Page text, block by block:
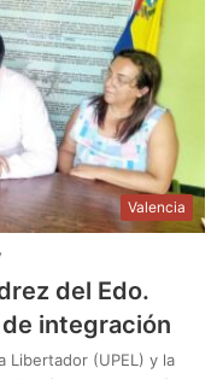
Valencia
del Edo.
integración
Libertador (UPEL) y la